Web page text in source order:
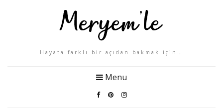
Hayata farklı bir açıdan bakmak için…
Menu